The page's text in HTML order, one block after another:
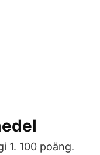
1. 100 poäng.